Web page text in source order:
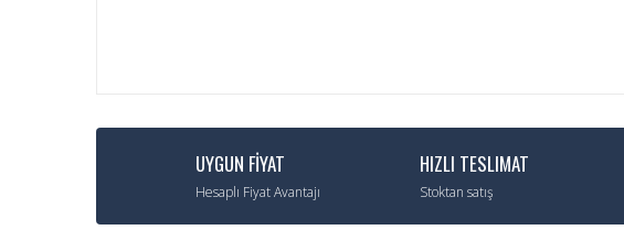
UYGUN FİYAT
Hesaplı Fiyat Avantajı
HIZLI TESLIMAT
Stoktan satış